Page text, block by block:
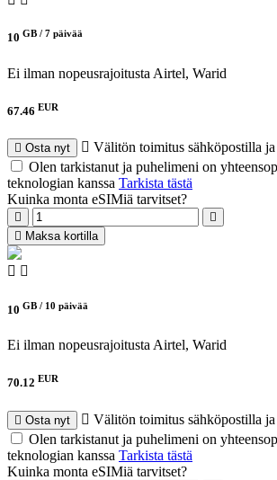
10 GB / 7 päivää
Ei ilman nopeusrajoitusta Airtel, Warid
67.46 EUR
Osta nyt
Välitön toimitus sähköpostilla
Olen tarkistanut ja puhelimeni on
teknologian kanssa Tarkista tästä
Kuinka monta eSIMiä tarvitset?
Maksa kortilla
10 GB / 10 päivää
Ei ilman nopeusrajoitusta Airtel, Warid
70.12 EUR
Osta nyt
Välitön toimitus sähköpostilla
Olen tarkistanut ja puhelimeni on
teknologian kanssa Tarkista tästä
Kuinka monta eSIMiä tarvitset?